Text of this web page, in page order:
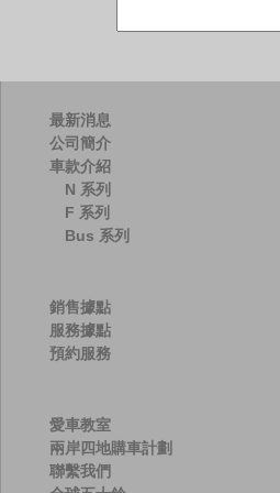
關
最新消息
公司簡介
車款介紹
N 系列
F 系列
Bus 系列
銷售據點
服務據點
預約服務
愛車教室
兩岸四地購車計劃
聯繫我們